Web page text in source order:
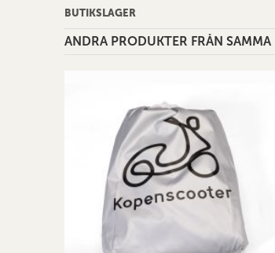
BUTIKSLAGER
ANDRA PRODUKTER FRÅN SAMMA